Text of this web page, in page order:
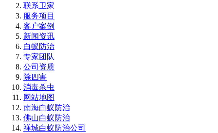
联系卫家
服务项目
客户案例
新闻资讯
白蚁防治
专家团队
公司资质
除四害
消毒杀虫
网站地图
南海白蚁防治
佛山白蚁防治
禅城白蚁防治公司